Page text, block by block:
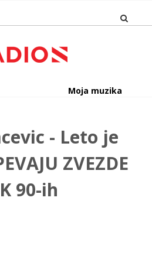
Moja muzika
- Leto je
ZVEZDE
90-ih